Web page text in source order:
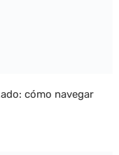
cómo navegar